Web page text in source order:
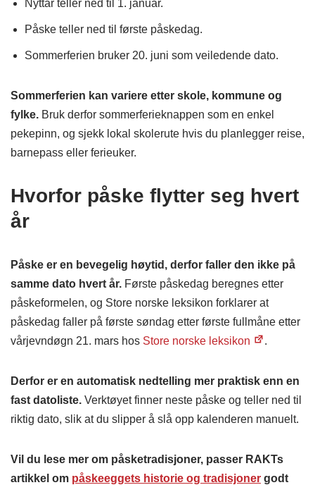
Nyttår teller ned til 1. januar.
Påske teller ned til første påskedag.
Sommerferien bruker 20. juni som veiledende dato.
Sommerferien kan variere etter skole, kommune og
fylke. Bruk derfor sommerferieknappen som en enkel
pekepinn, og sjekk lokal skolerute hvis du planlegger reise,
barnepass eller ferieuker.
Hvorfor påske flytter seg hvert
år
Påske er en bevegelig høytid, derfor faller den ikke på
samme dato hvert år. Første påskedag beregnes etter
påskeformelen, og Store norske leksikon forklarer at
påskedag faller på første søndag etter første fullmåne etter
vårjevndøgn 21. mars hos Store norske leksikon .
Derfor er en automatisk nedtelling mer praktisk enn en
fast datoliste. Verktøyet finner neste påske og teller ned til
riktig dato, slik at du slipper å slå opp kalenderen manuelt.
Vil du lese mer om påsketradisjoner, passer RAKTs
artikkel om påskeeggets historie og tradisjoner godt